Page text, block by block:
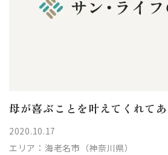
母が喜ぶことを叶えてくれて
2020.10.17
エリア： 海老名市（神奈川県）